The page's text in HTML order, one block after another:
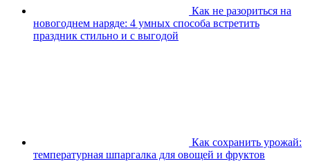
Как не разориться на
новогоднем наряде: 4 умных способа встретить
праздник стильно и с выгодой
Как сохранить урожай:
температурная шпаргалка для овощей и фруктов